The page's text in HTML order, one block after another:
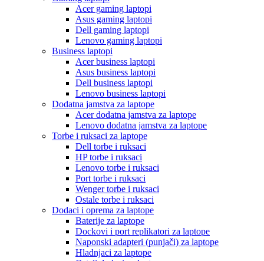
Acer gaming laptopi
Asus gaming laptopi
Dell gaming laptopi
Lenovo gaming laptopi
Business laptopi
Acer business laptopi
Asus business laptopi
Dell business laptopi
Lenovo business laptopi
Dodatna jamstva za laptope
Acer dodatna jamstva za laptope
Lenovo dodatna jamstva za laptope
Torbe i ruksaci za laptope
Dell torbe i ruksaci
HP torbe i ruksaci
Lenovo torbe i ruksaci
Port torbe i ruksaci
Wenger torbe i ruksaci
Ostale torbe i ruksaci
Dodaci i oprema za laptope
Baterije za laptope
Dockovi i port replikatori za laptope
Naponski adapteri (punjači) za laptope
Hladnjaci za laptope